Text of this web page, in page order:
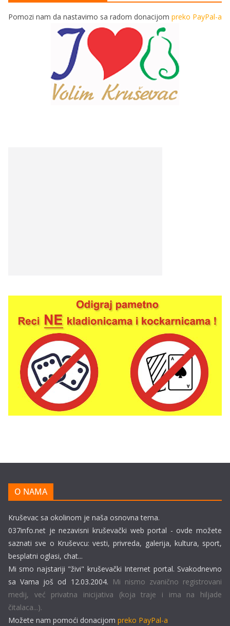
Pomozi nam da nastavimo sa radom donacijom preko PayPal-a
O NAMA
Kruševac sa okolinom je naša osnovna tema.
037info.net je nezavisni kruševački web portal - ovde možete
saznati sve o Kruševcu: vesti, privreda, galerija, kultura, sport,
besplatni oglasi, chat...
Mi smo najstariji "živi" kruševački Internet portal. Svakodnevno
sa Vama još od 12.03.2004. Mi nismo zvanično registrovani
medij, već privatna inicijativa (koja traje i ima na hiljade
čitalaca...).
Možete nam pomoći donacijom preko PayPal-a